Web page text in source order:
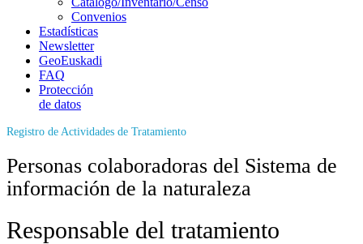
Convenios
Estadísticas
Newsletter
GeoEuskadi
FAQ
Protección
de datos
Registro de Actividades de Tratamiento
Personas colaboradoras del Sistema de
información de la naturaleza
Responsable del tratamiento